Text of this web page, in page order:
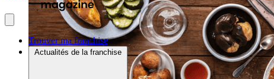
Trouver ma franchise
Actualités de la franchise